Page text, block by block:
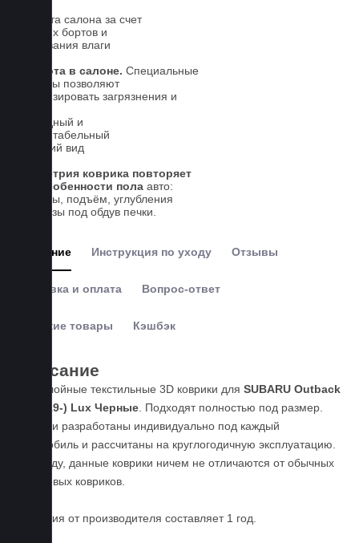
Чистота салона за счет
высоких бортов и
впитывания влаги
Чистота в салоне. Специальные
выступы позволяют
локализировать загрязнения и
Солидный и
презентабельный
внешний вид
Геометрия коврика повторяет
все особенности пола авто:
выступы, подъём, углубления
и вырезы под обдув печки.
Описание Инструкция по уходу Отзывы
Доставка и оплата Вопрос-ответ
Похожие товары Кэшбэк
Описание
Пятислойные текстильные 3D коврики для SUBARU Outback
VI (2019-) Lux Черные . Подходят полностью под размер.
Коврики разработаны индивидуально под каждый
автомобиль и рассчитаны на круглогодичную эксплуатацию.
По уходу, данные коврики ничем не отличаются от обычных
резиновых ковриков.
Гарантия от производителя составляет 1 год.